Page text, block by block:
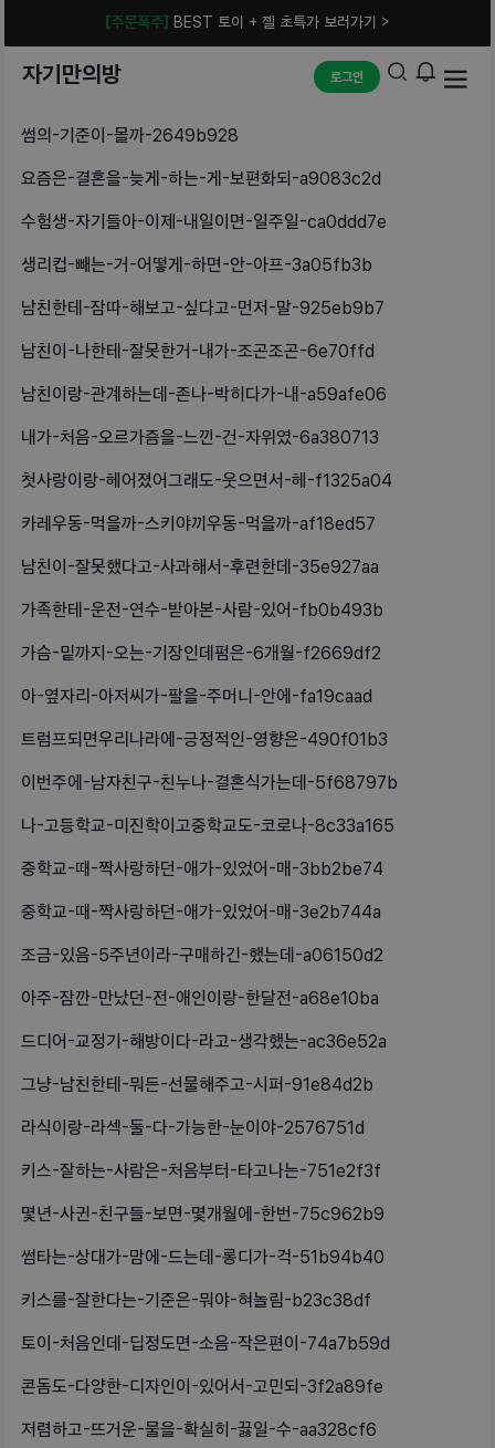
[주문폭주] BEST 토이 + 젤 초특가 보러가기 >
자기만의방 로그인
썸의-기준이-몰까-2649b928
요즘은-결혼을-늦게-하는-게-보편화되-a9083c2d
수험생-자기들아-이제-내일이면-일주일-ca0ddd7e
생리컵-빼는-거-어떻게-하면-안-아프-3a05fb3b
남친한테-잠따-해보고-싶다고-먼저-말-925eb9b7
남친이-나한테-잘못한거-내가-조곤조곤-6e70ffd
남친이랑-관계하는데-존나-박히다가-내-a59afe06
내가-처음-오르가즘을-느낀-건-자위였-6a380713
첫사랑이랑-헤어졌어그래도-웃으면서-헤-f1325a04
카레우동-먹을까-스키야끼우동-먹을까-af18ed57
남친이-잘못했다고-사과해서-후련한데-35e927aa
가족한테-운전-연수-받아본-사람-있어-fb0b493b
가슴-밑까지-오는-기장인데펌은-6개월-f2669df2
아-옆자리-아저씨가-팔을-주머니-안에-fa19caad
트럼프되면우리나라에-긍정적인-영향은-490f01b3
이번주에-남자친구-친누나-결혼식가는데-5f68797b
나-고등학교-미진학이고중학교도-코로나-8c33a165
중학교-때-짝사랑하던-애가-있었어-매-3bb2be74
중학교-때-짝사랑하던-애가-있었어-매-3e2b744a
조금-있음-5주년이라-구매하긴-했는데-a06150d2
아주-잠깐-만났던-전-애인이랑-한달전-a68e10ba
드디어-교정기-해방이다-라고-생각했는-ac36e52a
그냥-남친한테-뭐든-선물해주고-시퍼-91e84d2b
라식이랑-라섹-둘-다-가능한-눈이야-2576751d
키스-잘하는-사람은-처음부터-타고나는-751e2f3f
몇년-사귄-친구들-보면-몇개월에-한번-75c962b9
썸타는-상대가-맘에-드는데-롱디가-걱-51b94b40
키스를-잘한다는-기준은-뭐야-혀놀림-b23c38df
토이-처음인데-딥정도면-소음-작은편이-74a7b59d
콘돔도-다양한-디자인이-있어서-고민되-3f2a89fe
저렴하고-뜨거운-물을-확실히-끓일-수-aa328cf6